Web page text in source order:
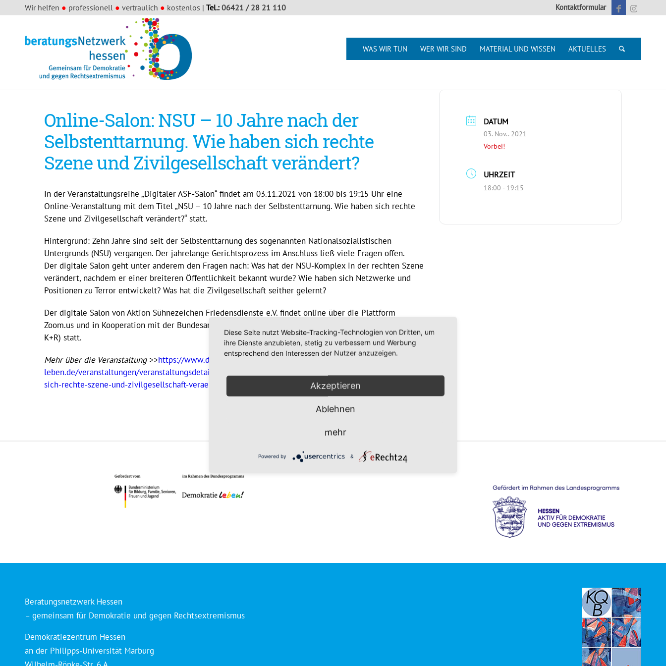
Kontaktformular
Wir helfen ● professionell ● vertraulich ● kostenlos | Tel.: 06421 / 28 21 110
WAS WIR TUN WER WIR SIND MATERIAL UND WISSEN AKTUELLES
Online-Salon: NSU – 10 Jahre nach der
Selbstenttarnung. Wie haben sich rechte
Szene und Zivilgesellschaft verändert?
In der Veranstaltungsreihe „Digitaler ASF-Salon“ findet am 03.11.2021 von 18:00 bis 19:15 Uhr eine
Online-Veranstaltung mit dem Titel „NSU – 10 Jahre nach der Selbstenttarnung. Wie haben sich rechte
Szene und Zivilgesellschaft verändert?“ statt.
Hintergrund: Zehn Jahre sind seit der Selbstenttarnung des sogenannten Nationalsozialistischen
Untergrunds (NSU) vergangen. Der jahrelange Gerichtsprozess im Anschluss ließ viele Fragen offen.
Der digitale Salon geht unter anderem den Fragen nach: Was hat der NSU-Komplex in der rechten Szene
verändert, nachdem er einer breiteren Öffentlichkeit bekannt wurde? Wie haben sich Netzwerke und
Positionen zu Terror entwickelt? Was hat die Zivilgesellschaft seither gelernt?
Der digitale Salon von Aktion Sühnezeichen Friedensdienste e.V. findet online über die Plattform
Zoom.us und in Kooperation mit der Bundesarbeitsgemeinschaft Kirche und Rechtsextremismus (BAG
K+R) statt.
Mehr über die Veranstaltung>>https://www.demokratie-
leben.de/veranstaltungen/veranstaltungsdetails/nsu-10-jahre-nach-der-selbstenttarnung-wie-haben-
sich-rechte-szene-und-zivilgesellschaft-veraendert-499
https://bagkr.de/termine/nsu-salon/
DATUM
03. Nov.. 2021
Vorbei!
UHRZEIT
18:00 - 19:15
Beratungsnetzwerk Hessen
– gemeinsam für Demokratie und gegen Rechtsextremismus
Demokratiezentrum Hessen
an der Philipps-Universität Marburg
Diese Seite nutzt Website-Tracking-Technologien von Dritten, um
ihre Dienste anzubieten, stetig zu verbessern und Werbung
entsprechend den Interessen der Nutzer anzuzeigen.
Akzeptieren
Ablehnen
mehr
Powered by &